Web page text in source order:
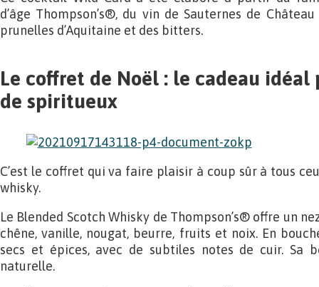
d’âge Thompson’s®, du vin de Sauternes de
prunelles d’Aquitaine et des bitters.
Le coffret de Noël : le cadeau idéal
de spiritueux
C’est le coffret qui va faire plaisir à coup sûr à tous
whisky.
Le Blended Scotch Whisky de Thompson’s® offre un
chêne, vanille, nougat, beurre, fruits et noix. En
secs et épices, avec de subtiles notes de cuir. Sa
naturelle.